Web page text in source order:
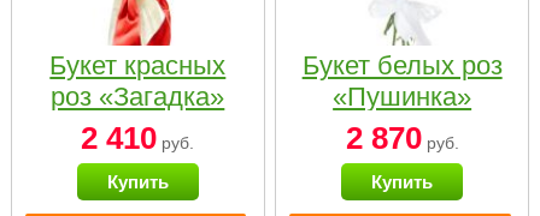
Букет красных
роз «Загадка»
2 410 руб.
Купить
Букет белых роз
«Пушинка»
2 870руб.
Купить